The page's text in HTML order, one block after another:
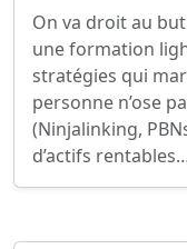
On va droit au but
une formation
stratégies qui
personne n’ose
(Ninjalinking,
d’actifs